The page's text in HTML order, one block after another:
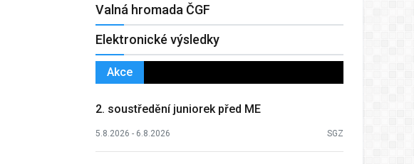
Valná hromada ČGF
Elektronické výsledky
Akce
2. soustředění juniorek před ME
5.8.2026 - 6.8.2026 SGZ